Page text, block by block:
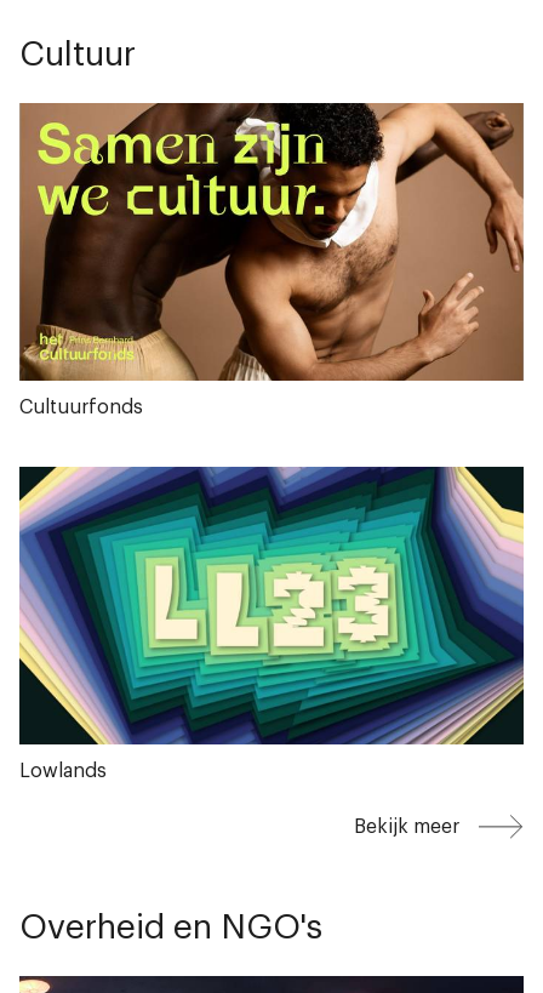
Cultuur
Cultuurfonds
Lowlands
Bekijk meer
Overheid en NGO's